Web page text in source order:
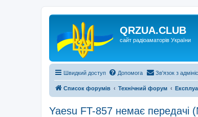
QRZUA.CLUB
сайт радіоаматорів України
Швидкий доступ Допомога Зв'язок з
Список форумів Технічний форум
Yaesu FT-857 немає передачі